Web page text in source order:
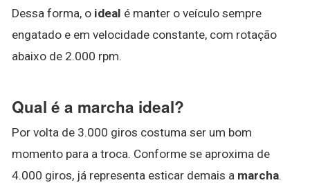
Dessa forma, o ideal é manter o veículo sempre
engatado e em velocidade constante, com rotação
abaixo de 2.000 rpm.
Qual é a marcha ideal?
Por volta de 3.000 giros costuma ser um bom
momento para a troca. Conforme se aproxima de
4.000 giros, já representa esticar demais a marcha.